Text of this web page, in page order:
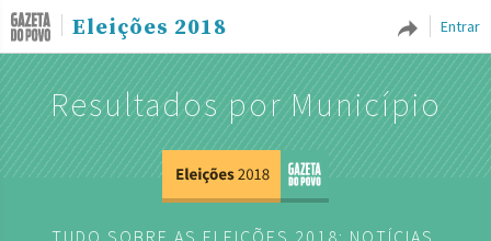
Entrar
Eleições 2018
Resultados por Município
TUDO SOBRE AS ELEIÇÕES 2018: NOTÍCIAS,